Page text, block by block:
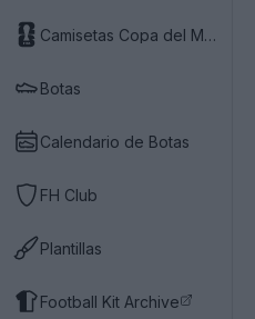
Camisetas Copa del Mundo 2026
Botas
Calendario de Botas
FH Club
Plantillas
Football Kit Archive